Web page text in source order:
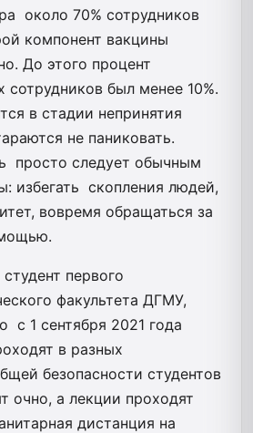
около 70% сотрудников
компонент вакцины
До этого процент
сотрудников был менее 10%.
в стадии непринятия
не паниковать.
просто следует обычным
избегать скопления людей,
вовремя обращаться за
первого
факультета ДГМУ,
с 1 сентября 2021 года
в разных
безопасности студентов
очно, а лекции проходят
дистанция на